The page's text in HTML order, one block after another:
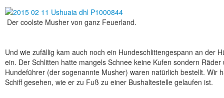
Der coolste Musher von ganz Feuerland.
Und wie zufällig kam auch noch ein Hundeschlittengespann an der
ein. Der Schlitten hatte mangels Schnee keine Kufen sondern
Hundeführer (der sogenannte Musher) waren natürlich bestellt. Wir
Schiff gesehen, wie er zu Fuß zu einer Bushaltestelle gelaufen ist.